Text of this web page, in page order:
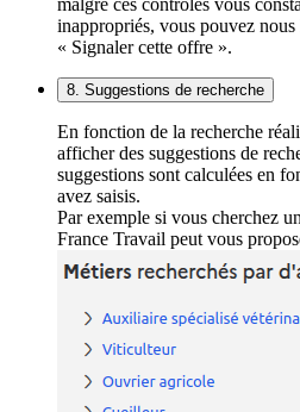
malgré ces contrôles vous
inappropriés, vous pouvez
« Signaler cette offre ».
8. Suggestions de recherche
En fonction de la recherche
afficher des suggestions de
suggestions sont calculées en
avez saisis.
Par exemple si vous cherchez
France Travail peut vous